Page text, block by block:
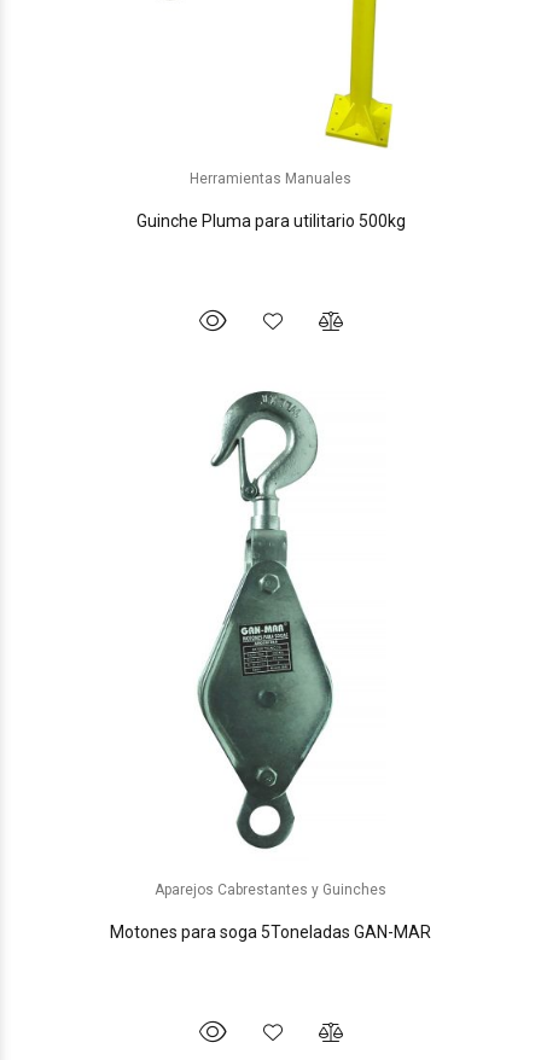
Herramientas Manuales
Guinche Pluma para utilitario 500kg
Aparejos Cabrestantes y Guinches
Motones para soga 5Toneladas GAN-MAR